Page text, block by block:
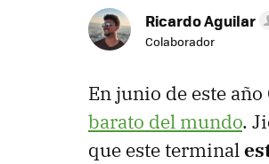
Ricardo Aguilar
Colaborador
En junio de este
barato del mundo.
que este terminal